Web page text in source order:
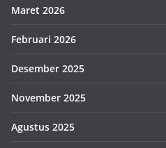
Maret 2026
Februari 2026
Desember 2025
November 2025
Agustus 2025